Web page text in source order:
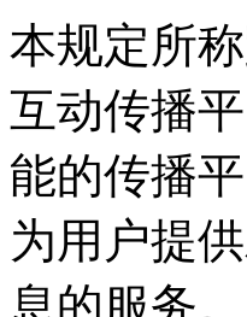
本规定所
互动传播
能的传播
为用户提
息的服务。